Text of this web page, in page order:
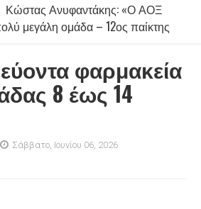
Κώστας Ανυφαντάκης: «Ο ΑΟΞ
μεγάλη ομάδα – 12ος παίκτης
φαρμακεία
8 έως 14
Σάββατο, Ιουνίου 06, 2026